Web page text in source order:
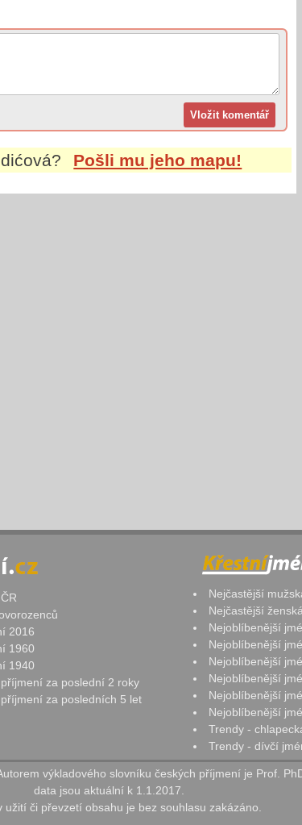
? Pošli mu jeho mapu!
2016
1960
1940
za poslední 2 roky
za posledních 5 let
Nejčastější
Nejčastější
Nejoblíbenější
Nejoblíbenější
Nejoblíbenější
Nejoblíbenější
Nejoblíbenější
Nejoblíbenější
Trendy -
Trendy - dívčí
výkladového slovníku českých příjmení je Prof.
data jsou aktuální k 1.1.2017.
užití či převzetí obsahu je bez souhlasu zakázáno.